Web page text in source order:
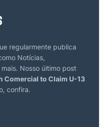
regularmente publica
Notícias,
Nosso último post
Comercial to Claim U-13
confira.